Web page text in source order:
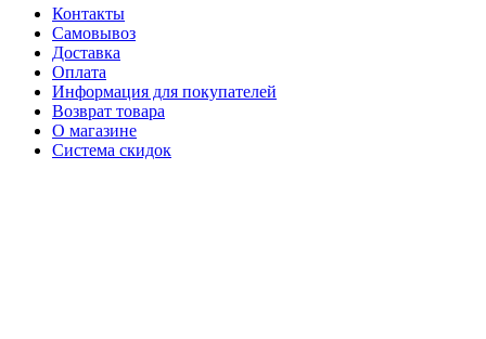
Контакты
Самовывоз
Доставка
Оплата
Информация для покупателей
Возврат товара
О магазине
Система скидок